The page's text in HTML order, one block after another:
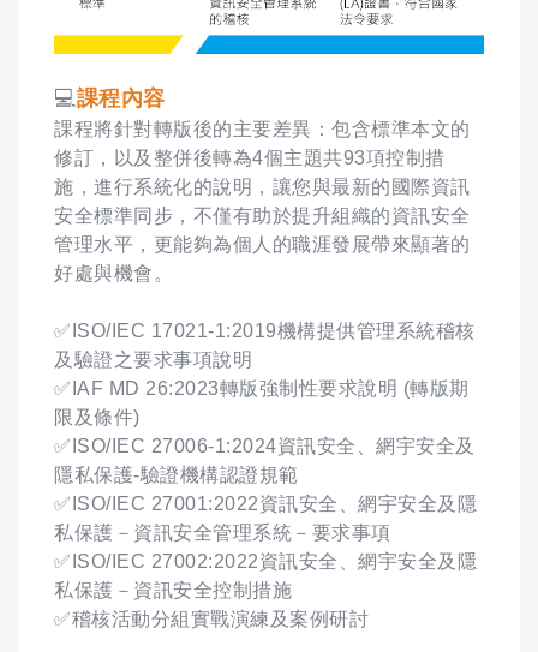
💻課程內容
課程將針對轉版後的主要差異：包含標準本文的
修訂，以及整併後轉為4個主題共93項控制措
施，進行系統化的說明，讓您與最新的國際資訊
安全標準同步，不僅有助於提升組織的資訊安全
管理水平，更能夠為個人的職涯發展帶來顯著的
好處與機會。
✅ISO/IEC 17021-1:2019機構提供管理系統稽核
及驗證之要求事項說明
✅IAF MD 26:2023轉版強制性要求說明 (轉版期
限及條件)
✅ISO/IEC 27006-1:2024資訊安全、網宇安全及
隱私保護-驗證機構認證規範
✅ISO/IEC 27001:2022資訊安全、網宇安全及隱
私保護－資訊安全管理系統－要求事項
✅ISO/IEC 27002:2022資訊安全、網宇安全及隱
私保護－資訊安全控制措施
✅稽核活動分組實戰演練及案例研討